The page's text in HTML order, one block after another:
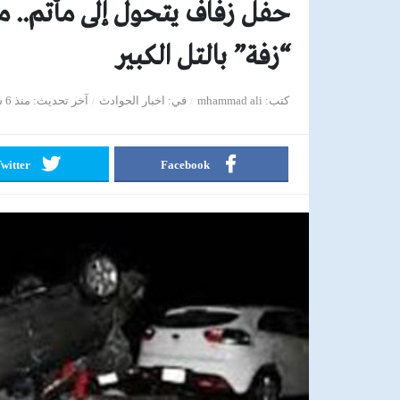
“زفة” بالتل الكبير
كتب mhammad ali في اخبار الحوادث آخر تحديث منذ 6 سنوات
Facebook